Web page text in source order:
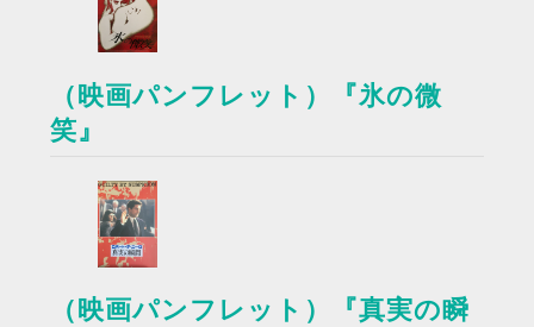
（映画パンフレット）『氷の微
笑』
（映画パンフレット）『真実の瞬